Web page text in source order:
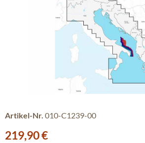
Artikel-Nr. 010-C1239-00
Verkaufspreis:
219,90 €